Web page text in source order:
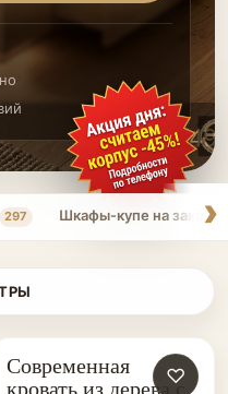
297 Шкафы-купе на заказ
КРОВАТИ-
ПОДИУМЫ НА ЗАКАЗ
♡
Современная
кровать из дерева с